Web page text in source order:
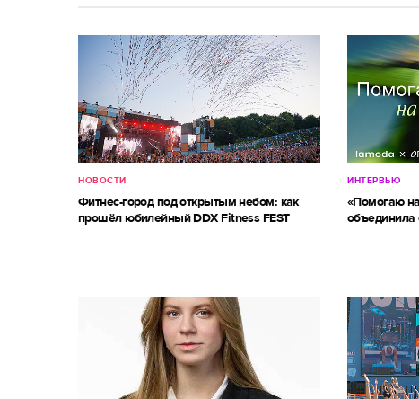
НОВОСТИ
Фитнес-город под открытым небом: как
прошёл юбилейный DDX Fitness FEST
ИНТЕРВЬЮ
«Помогаю
объединила